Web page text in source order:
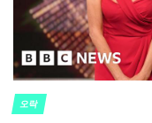
POSTED
오락